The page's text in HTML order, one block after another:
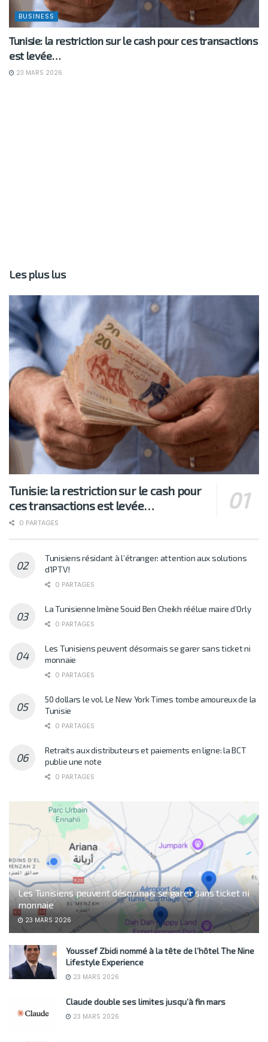
BUSINESS
Tunisie: la restriction sur le cash pour ces transactions
est levée…
23 MARS 2026
Les plus lus
Tunisie: la restriction sur le cash pour
ces transactions est levée…
0 PARTAGES
Tunisiens résidant à l’étranger: attention aux solutions
d’IPTV!
0 PARTAGES
La Tunisienne Imène Souid Ben Cheikh réélue maire d’Orly
0 PARTAGES
Les Tunisiens peuvent désormais se garer sans ticket ni
monnaie
0 PARTAGES
50 dollars le vol. Le New York Times tombe amoureux de la
Tunisie
0 PARTAGES
Retraits aux distributeurs et paiements en ligne: la BCT
publie une note
0 PARTAGES
Les Tunisiens peuvent désormais se garer sans ticket ni
monnaie
23 MARS 2026
Youssef Zbidi nommé à la tête de l’hôtel The Nine
Lifestyle Experience
23 MARS 2026
Claude double ses limites jusqu’à fin mars
23 MARS 2026